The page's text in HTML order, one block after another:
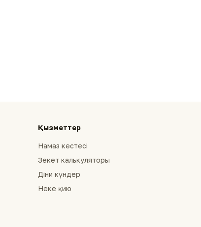
Қызметтер
Намаз кестесі
Зекет калькуляторы
Діни күндер
Неке қию